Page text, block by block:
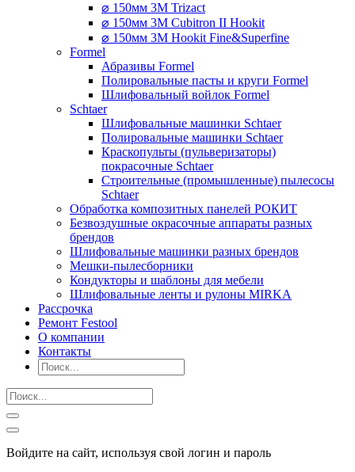
⌀ 150мм 3M Trizact
⌀ 150мм 3M Cubitron II Hookit
⌀ 150мм 3M Hookit Fine&Superfine
Formel
Абразивы Formel
Полировальные пасты и круги Formel
Шлифовальный войлок Formel
Schtaer
Шлифовальные машинки Schtaer
Полировальные машинки Schtaer
Краскопульты (пульверизаторы)
покрасочные Schtaer
Строительные (промышленные) пылесосы
Schtaer
Обработка композитных панелей РОКИТ
Безвоздушные окрасочные аппараты разных
брендов
Шлифовальные машинки разных брендов
Мешки-пылесборники
Кондукторы и шаблоны для мебели
Шлифовальные ленты и рулоны MIRKA
Рассрочка
Ремонт Festool
О компании
Контакты
Войдите на сайт, используя свой логин и пароль